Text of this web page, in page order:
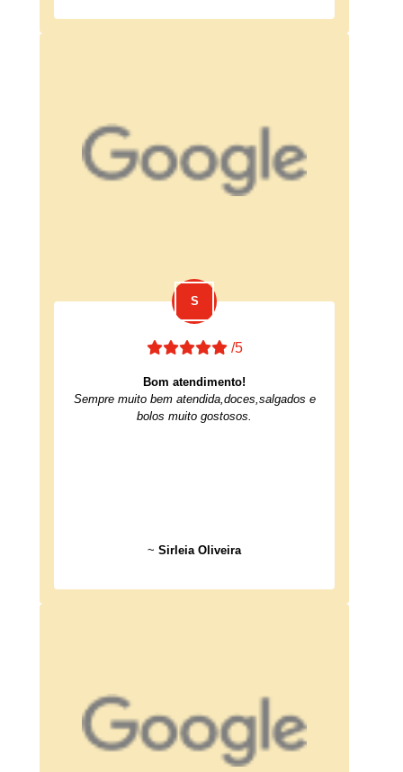
/5
Bom atendimento!
Sempre muito bem atendida,doces,salgados e
bolos muito gostosos.
~ Sirleia Oliveira